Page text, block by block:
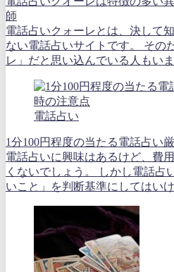
師
電話占いクォーレとは、決して
ない電話占いサイトです。 その
レ」だと思い込んでいる人もい
電話占い
1分100円程度の当たる電話占い
電話占いに興味はあるけど、費
くないでしょう。 しかし電話占
いこと」を判断基準にしてはい